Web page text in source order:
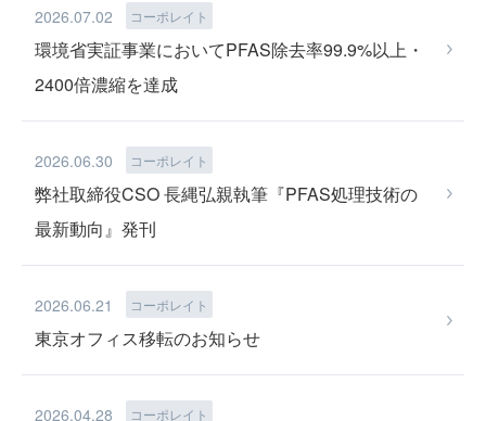
LIB RECYCLE
TEAM
2026.07.02 コーポレイト
環境省実証事業においてPFAS除去率99.9%以上・
2400倍濃縮を達成
2026.06.30 コーポレイト
弊社取締役CSO 長縄弘親執筆『PFAS処理技術の
最新動向』発刊
2026.06.21 コーポレイト
東京オフィス移転のお知らせ
2026.04.28 コーポレイト